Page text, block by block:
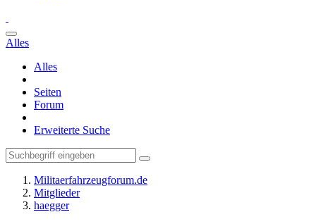
Alles
Alles
Seiten
Forum
Erweiterte Suche
Militaerfahrzeugforum.de
Mitglieder
haegger